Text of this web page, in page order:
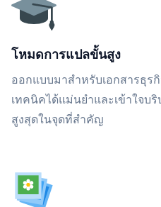
โหมดการแปลขั้นสูง
ออกแบบมาสำหรับเอกสารธุร
เทคนิคได้แม่นยำและเข้าใจบ
สูงสุดในจุดที่สำคัญ